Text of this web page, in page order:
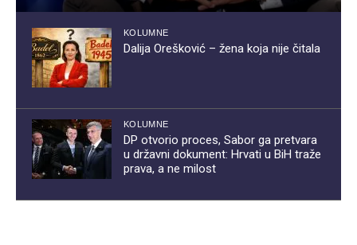
KOLUMNE
Dalija Orešković – žena koja nije čitala
KOLUMNE
DP otvorio proces, Sabor ga pretvara
u državni dokument: Hrvati u BiH traže
prava, a ne milost